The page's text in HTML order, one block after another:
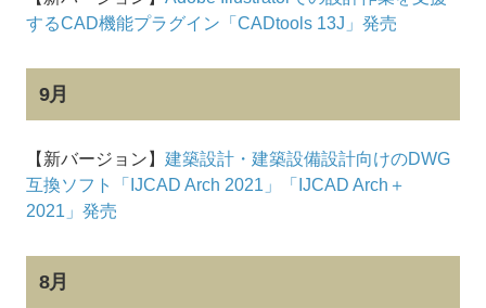
するCAD機能プラグイン「CADtools 13J」発売
9月
【新バージョン】 建築設計・建築設備設計向けのDWG
互換ソフト「IJCAD Arch 2021」「IJCAD Arch＋
2021」発売
8月